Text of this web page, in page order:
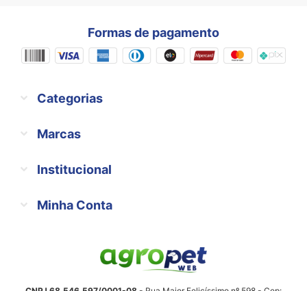
Formas de pagamento
Categorias
Marcas
Institucional
Minha Conta